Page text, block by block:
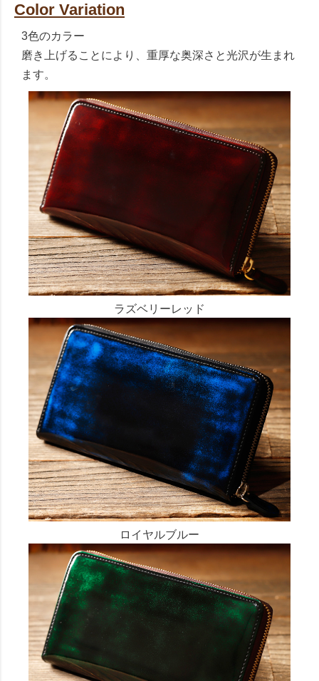
Color Variation
3色のカラー
磨き上げることにより、重厚な奥深さと光沢が生まれ
ます。
ラズベリーレッド
ロイヤルブルー